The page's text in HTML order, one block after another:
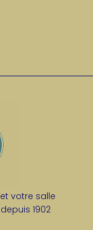
votre salle
1902